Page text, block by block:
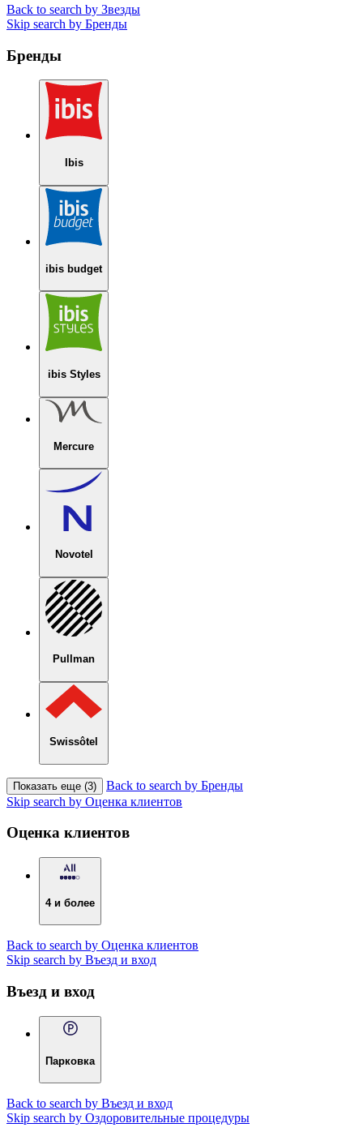
Back to search by Звезды
Skip search by Бренды
Бренды
Ibis
ibis budget
ibis Styles
Mercure
Novotel
Pullman
Swissôtel
Показать еще (3)
Back to search by Бренды
Skip search by Оценка клиентов
Оценка клиентов
4 и более
Back to search by Оценка клиентов
Skip search by Въезд и вход
Въезд и вход
Парковка
Back to search by Въезд и вход
Skip search by Оздоровительные процедуры